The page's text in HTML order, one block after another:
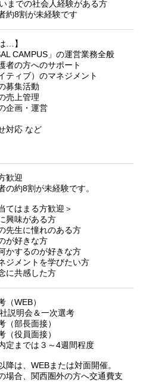
までの社会人経験がある方
約8割が未経験です
…】
CAMPUS」の運営業務全般
者の⽅へのサポート
ティブ）のマネジメント
募集活動
売上管理
企画・運営
対応 など
歓迎
の約8割が未経験です。
てはまる方歓迎＞
興味がある方
先生に憧れのある方
が好きな方
かするのが好きな方
ジメントを学びたい方
に共感した方
（WEB）
説明会＆一次選考
（部長面接）
（役員面接）
定までは３～4週間程度
降は、WEBまたは対面開催。
場合、関西圏外の方へ交通費支